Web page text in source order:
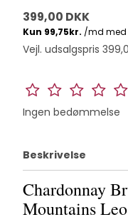
399,00 DKK
Vejl. udsalgspris
Ingen bedømmelse
Beskrivelse
Chardonnay
Mountains